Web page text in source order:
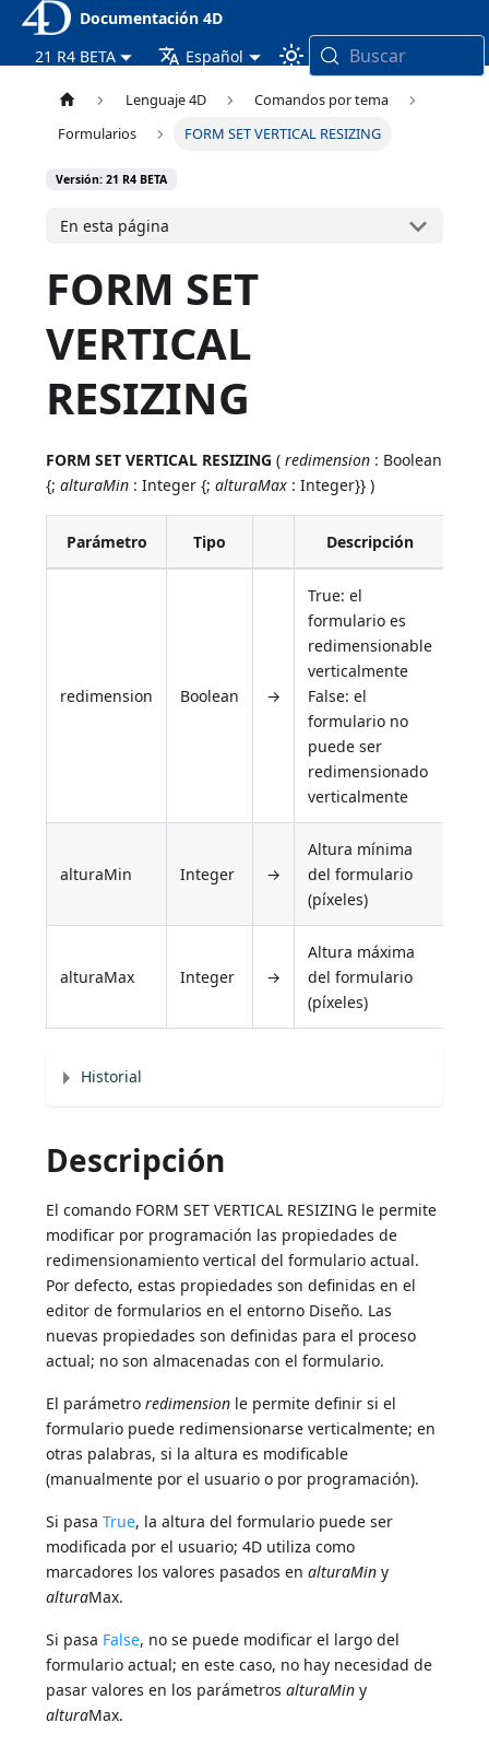
Documentación 4D
21 R4 BETA
Español Buscar
Lenguaje 4D
Comandos por tema
Formularios
FORM SET VERTICAL RESIZING
Versión: 21 R4 BETA
En esta página
FORM SET
VERTICAL
RESIZING
FORM SET VERTICAL RESIZING (redimension : Boolean
{;alturaMin : Integer {;alturaMax : Integer}} )
Parámetro Tipo Descripción
redimension Boolean →
True: el
formulario es
redimensionable
verticalmente
False: el
formulario no
puede ser
redimensionado
verticalmente
alturaMin Integer →
Altura mínima
del formulario
(píxeles)
alturaMax Integer →
Altura máxima
del formulario
(píxeles)
Historial
Descripción
El comando FORM SET VERTICAL RESIZING le permite
modificar por programación las propiedades de
redimensionamiento vertical del formulario actual.
Por defecto, estas propiedades son definidas en el
editor de formularios en el entorno Diseño. Las
nuevas propiedades son definidas para el proceso
actual; no son almacenadas con el formulario.
El parámetroredimension le permite definir si el
formulario puede redimensionarse verticalmente; en
otras palabras, si la altura es modificable
(manualmente por el usuario o por programación).
Si pasaTrue, la altura del formulario puede ser
modificada por el usuario; 4D utiliza como
marcadores los valores pasados enalturaMin y
alturaMax.
Si pasa False, no se puede modificar el largo del
formulario actual; en este caso, no hay necesidad de
pasar valores en los parámetrosalturaMin y
alturaMax.